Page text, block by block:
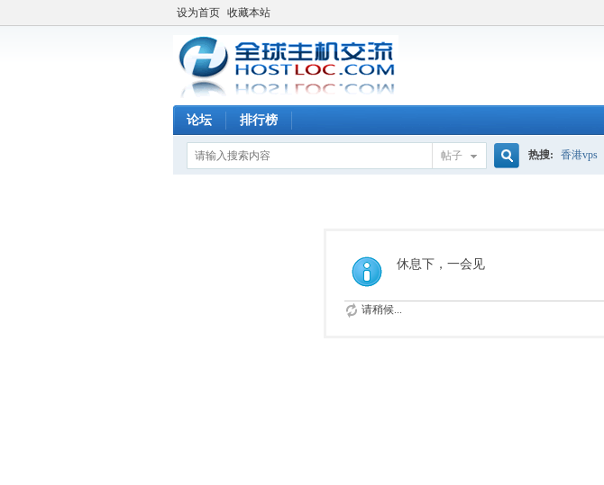
设为首页 收藏本站
论坛 排行榜
帖子 热搜: 香港vps
休息下，一会见
请稍候...